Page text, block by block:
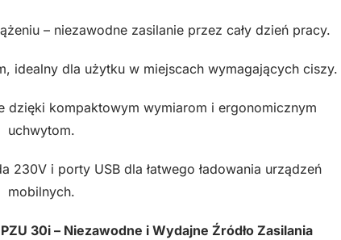
– niezawodne zasilanie przez cały dzień pracy.
idealny dla użytku w miejscach wymagających ciszy.
dzięki kompaktowym wymiarom i ergonomicznym
uchwytom.
230V i porty USB dla łatwego ładowania urządzeń
mobilnych.
30i – Niezawodne i Wydajne Źródło Zasilania